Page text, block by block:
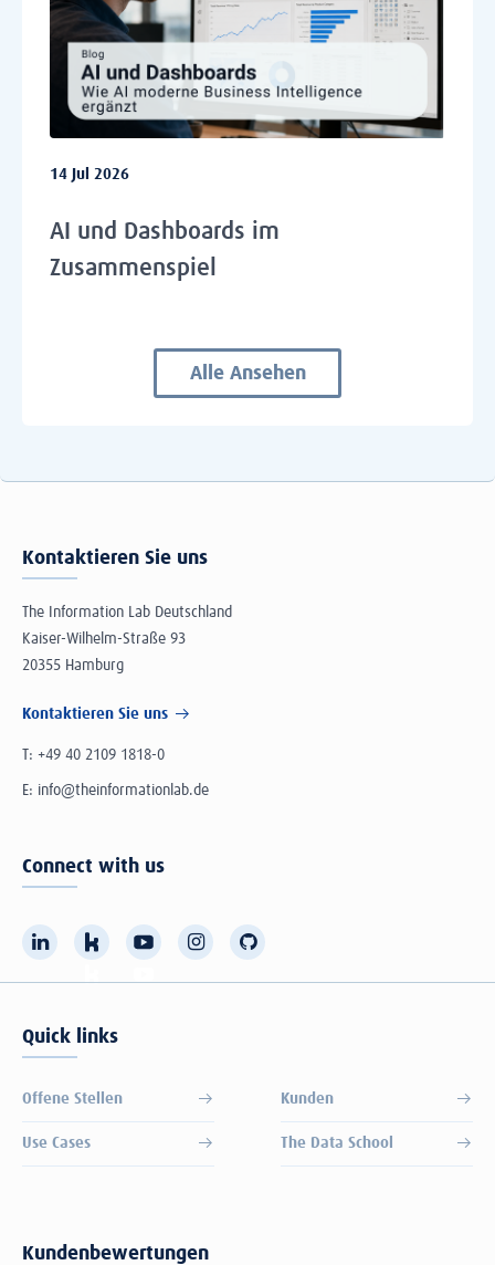
14 Jul 2026
AI und Dashboards im
Zusammenspiel
Alle Ansehen
Kontaktieren Sie uns
The Information Lab Deutschland
Kaiser-Wilhelm-Straße 93
20355 Hamburg
Kontaktieren Sie uns
T: +49 40 2109 1818-0
E: info@theinformationlab.de
Connect with us
Quick links
Offene Stellen Kunden
Use Cases The Data School
Kundenbewertungen